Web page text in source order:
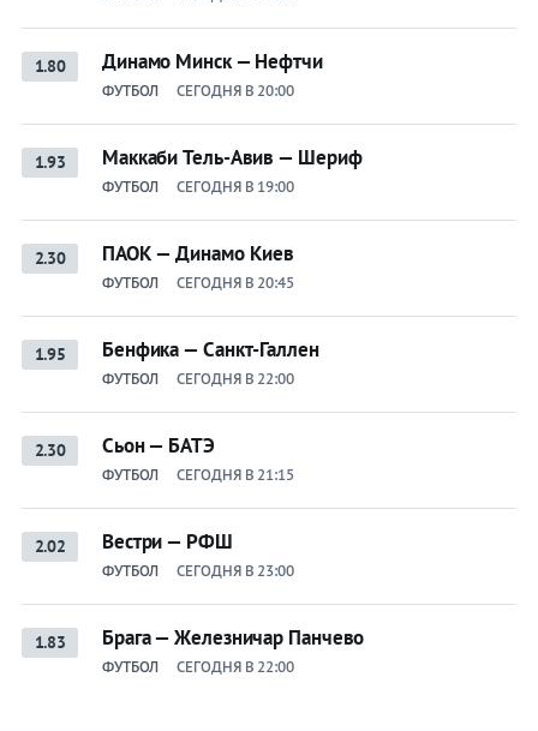
1.80 Динамо Минск — Нефтчи
ФУТБОЛ СЕГОДНЯ В 20:00
1.93 Маккаби Тель-Авив — Шериф
ФУТБОЛ СЕГОДНЯ В 19:00
2.30 ПАОК — Динамо Киев
ФУТБОЛ СЕГОДНЯ В 20:45
1.95 Бенфика — Санкт-Галлен
ФУТБОЛ СЕГОДНЯ В 22:00
2.30 Сьон — БАТЭ
ФУТБОЛ СЕГОДНЯ В 21:15
2.02 Вестри — РФШ
ФУТБОЛ СЕГОДНЯ В 23:00
1.83 Брага — Железничар Панчево
ФУТБОЛ СЕГОДНЯ В 22:00